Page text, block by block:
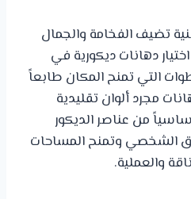
تضيف الفخامة والجمال
دهانات ديكورية في
التي تمنح المكان طابعاً
مجرد ألوان تقليدية
من عناصر الديكور
الشخصي وتمنح المساحات
والعملية.